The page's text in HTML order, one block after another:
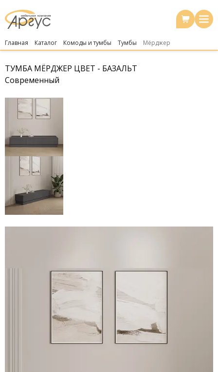
Главная Каталог Комоды и тумбы Тумбы Мёрджер
ТУМБА МЁРДЖЕР ЦВЕТ - БАЗАЛЬТ
Современный